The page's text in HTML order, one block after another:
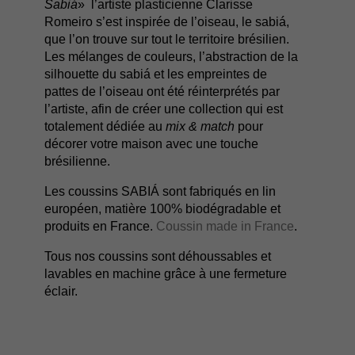
Sabiá» l’artiste plasticienne Clarisse
Romeiro s’est inspirée de l’oiseau, le sabiá,
que l’on trouve sur tout le territoire brésilien.
Les mélanges de couleurs, l’abstraction de la
silhouette du sabiá et les empreintes de
pattes de l’oiseau ont été réinterprétés par
l’artiste, afin de créer une collection qui est
totalement dédiée au mix & match pour
décorer votre maison avec une touche
brésilienne.
Les coussins SABIÁ sont fabriqués en lin
européen, matière 100% biodégradable et
produits en France. Coussin made in France.
Tous nos coussins sont déhoussables et
lavables en machine grâce à une fermeture
éclair.